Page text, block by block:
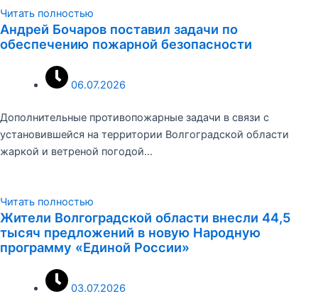
Читать полностью
Андрей Бочаров поставил задачи по
обеспечению пожарной безопасности
06.07.2026
Дополнительные противопожарные задачи в связи с
установившейся на территории Волгоградской области
жаркой и ветреной погодой…
Читать полностью
Жители Волгоградской области внесли 44,5
тысяч предложений в новую Народную
программу «Единой России»
03.07.2026